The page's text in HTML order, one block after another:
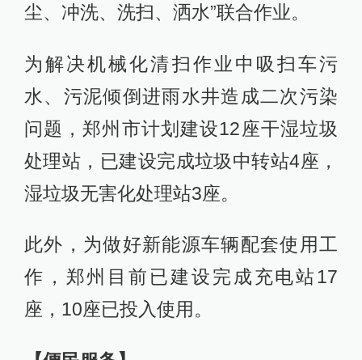
尘、冲洗、洗扫、洒水”联合作业。
为解决机械化清扫作业中吸扫车污
水、污泥倾倒进雨水井造成二次污染
问题，郑州市计划建设12座干湿垃圾
处理站，已建设完成垃圾中转站4座，
湿垃圾无害化处理站3座。
此外，为做好新能源车辆配套使用工
作，郑州目前已建设完成充电站17
座，10座已投入使用。